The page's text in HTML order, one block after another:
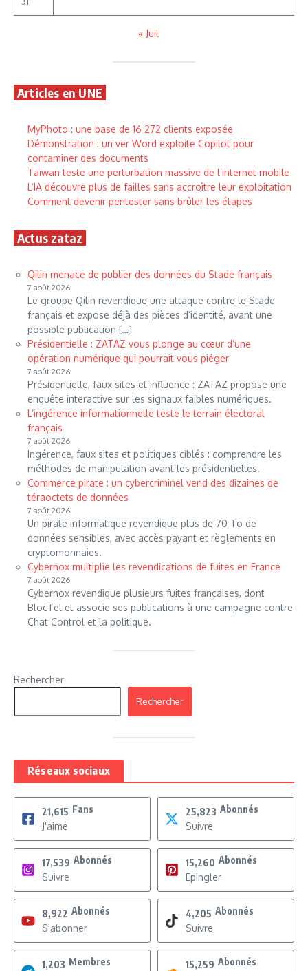
« Juil
Articles en UNE
MyPhoto : une base de 16 272 clients exposée
Démonstration : un ver Word exploite Copilot pour
contaminer des documents
Taïwan teste une perturbation massive de l’internet mobile
L’IA découvre plus de failles sans accroître leur exploitation
Comment devenir pentester sans brûler les étapes
Actus zataz
Qilin menace de publier des données du Stade français
7 août 2026
Le groupe Qilin revendique une attaque contre le Stade
français et expose déjà des pièces d’identité, avant une
possible publication […]
Présidentielle : ZATAZ vous plonge au cœur d’une
opération numérique qui pourrait vous piéger
7 août 2026
Présidentielle, faux sites et influence : ZATAZ propose une
enquête interactive sur les signaux faibles numériques.
L’ingérence informationnelle teste le terrain électoral
français
7 août 2026
Ingérence, faux sites et politiques ciblés : comprendre les
méthodes de manipulation avant les présidentielles.
Commerce pirate : un cybercriminel vend des dizaines de
téraoctets de données
7 août 2026
Un pirate informatique revendique plus de 70 To de
données sensibles, avec accès payant et règlements en
cryptomonnaies.
Cybernox multiplie les revendications de fuites en France
7 août 2026
Cybernox revendique plusieurs fuites françaises, dont
BlocTel et associe ses publications à une campagne contre
Chat Control et la politique.
Rechercher
Rechercher
Réseaux sociaux
21,615 Fans
J'aime
25,823 Abonnés
Suivre
17,539 Abonnés
Suivre
15,260 Abonnés
Epingler
8,922 Abonnés
S'abonner
4,205 Abonnés
Suivre
1,203 Membres
15,259 Abonnés